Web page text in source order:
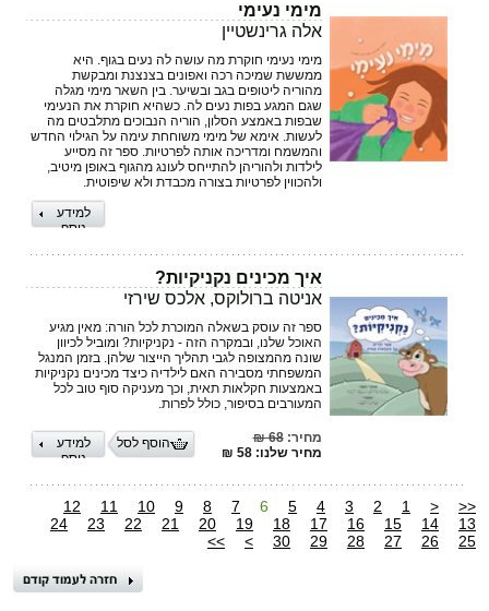
מימי נעימי
אלה גרינשטיין
מימי נעימי חוקרת מה עושה לה נעים בגוף. היא
ממששת שמיכה רכה ואפונים בצנצנת ומבקשת
מהוריה ליטופים בגב ובשיער. בין השאר מימי מגלה
שגם המגע בפות נעים לה. כשהיא חוקרת את הנעימי
שבפות באמצע הסלון, הוריה הנבוכים מתלבטים מה
לעשות. אימא של מימי משוחחת עימה על הגילוי החדש
והמשמח ומדריכה אותה לפרטיות. ספר זה מסייע
לילדות ולהוריהן להתייחס לעונג מהגוף באופן מיטיב,
ולהכווין לפרטיות בצורה מכבדת ולא שיפוטית.
למידע
נוסף
איך מכינים נקניקיות?
אניטה ברולוקס, אלכס שירזי
ספר זה עוסק בשאלה המוכרת לכל הורה: מאין מגיע
האוכל שלנו, ובמקרה הזה - נקניקיות? ומוביל לכיוון
שונה מהמצופה לגבי תהליך הייצור שלהן. בזמן המנגל
המשפחתי מסבירה האם לילדיה כיצד מכינים נקניקיות
באמצעות חקלאות תאית, וכך מעניקה סוף טוב לכל
המעורבים בסיפור, כולל לפרות.
מחיר:68 ₪
מחיר שלנו: 58 ₪
למידע
נוסף
הוסף לסל
<<
<
1
2
3
4
5
6
7
8
9
10
11
12
13
14
15
16
17
18
19
20
21
22
23
24
25
26
27
28
29
30
>
>>